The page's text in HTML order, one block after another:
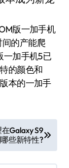
版一加手机
的产能爬
一加手机5已
的颜色和
本的一加手
Galaxy S9
些新特性?